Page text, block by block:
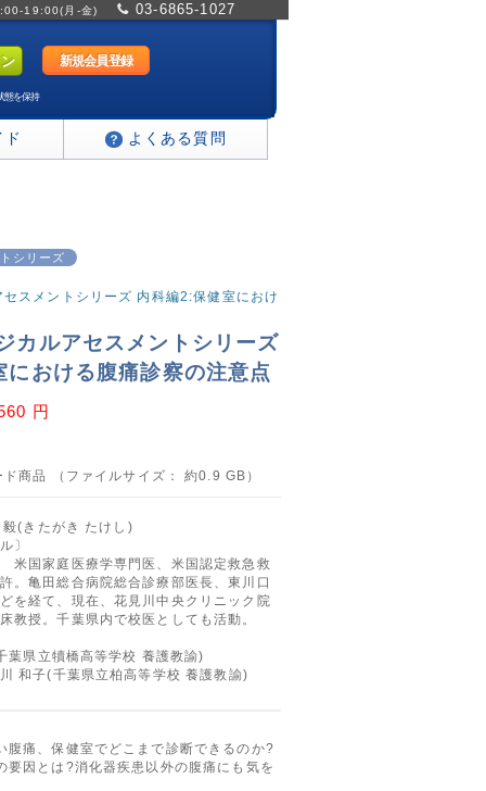
19:00(月-金) 03-6865-1027
新規会員登録
態を保持
ド よくある質問
シリーズ
スメントシリーズ 内科編2:保健室におけ
カルアセスメントシリーズ
おける腹痛診察の注意点
円
ド商品 （ファイルサイズ： 約0.9 GB）
(きたがき たけし)
〕
国家庭医療学専門医、米国認定救急救
。亀田総合病院総合診療部医長、東川口
を経て、現在、花見川中央クリニック院
教授。千葉県内で校医としても活動。
葉県立犢橋高等学校 養護教諭)
県立柏高等学校 養護教諭)
腹痛、保健室でどこまで診断できるのか?
要因とは?消化器疾患以外の腹痛にも気を